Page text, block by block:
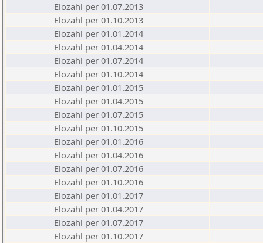
Elozahl per 01.07.2013
Elozahl per 01.10.2013
Elozahl per 01.01.2014
Elozahl per 01.04.2014
Elozahl per 01.07.2014
Elozahl per 01.10.2014
Elozahl per 01.01.2015
Elozahl per 01.04.2015
Elozahl per 01.07.2015
Elozahl per 01.10.2015
Elozahl per 01.01.2016
Elozahl per 01.04.2016
Elozahl per 01.07.2016
Elozahl per 01.10.2016
Elozahl per 01.01.2017
Elozahl per 01.04.2017
Elozahl per 01.07.2017
Elozahl per 01.10.2017